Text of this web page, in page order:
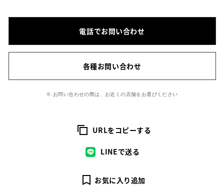
電話でお問い合わせ
各種お問い合わせ
※ お問い合わせの際は、お近くの店舗をお選びください
URLをコピーする
LINEで送る
お気に入り追加